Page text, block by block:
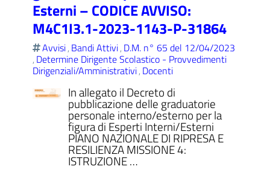
Esterni – CODICE AVVISO:
M4C1I3.1-2023-1143-P-31864
Avvisi, Bandi Attivi, D.M. n° 65 del 12/04/2023
, Determine Dirigente Scolastico - Provvedimenti
Dirigenziali/Amministrativi, Docenti
In allegato il Decreto di
pubblicazione delle graduatorie
personale interno/esterno per la
figura di Esperti Interni/Esterni
PIANO NAZIONALE DI RIPRESA E
RESILIENZA MISSIONE 4:
ISTRUZIONE …